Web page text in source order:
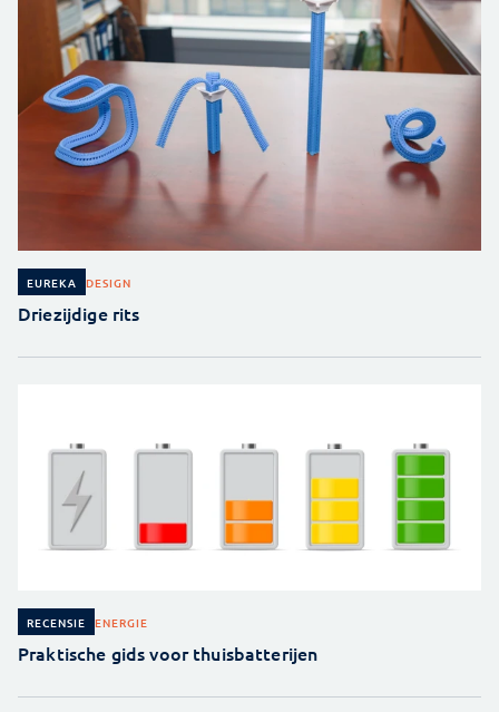
EUREKA DESIGN
Driezijdige rits
RECENSIE ENERGIE
Praktische gids voor thuisbatterijen